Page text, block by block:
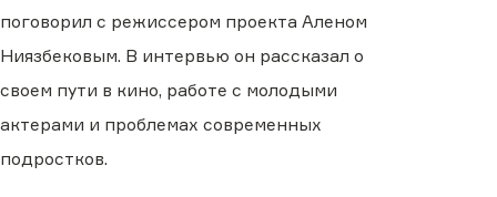
поговорил с режиссером проекта Аленом
Ниязбековым. В интервью он рассказал о
своем пути в кино, работе с молодыми
актерами и проблемах современных
подростков.